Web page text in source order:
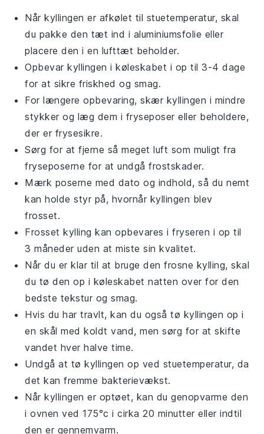
Nårkyllingen er afkølet til stuetemperatur, skal
du pakke den tæt ind i aluminiumsfolie eller
placere den i en lufttæt beholder.
Opbevarkyllingen i køleskabet i op til 3-4 dage
for at sikre friskhed og smag.
For længere opbevaring, skær kyllingen i mindre
stykker og læg dem i fryseposer eller beholdere,
der er frysesikre.
Sørg for at fjerne så meget luft som muligt fra
fryseposerne for at undgå frostskader.
Mærk poserne med dato og indhold, så du nemt
kan holde styr på, hvornår kyllingen blev
frosset.
Frossetkylling kan opbevares i fryseren i op til
3 måneder uden at miste sin kvalitet.
Når du er klar til at bruge den frosne kylling, skal
du tø den op i køleskabet natten over for den
bedste tekstur og smag.
Hvis du har travlt, kan du også tø kyllingen op i
en skål med koldt vand, men sørg for at skifte
vandet hver halve time.
Undgå at tøkyllingen op ved stuetemperatur, da
det kan fremme bakterievækst.
Nårkyllingen er optøet, kan du genopvarme den
i ovnen ved 175°c i cirka 20 minutter eller indtil
den er gennemvarm.